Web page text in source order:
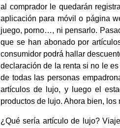
al comprador le quedarán
aplicación para móvil o página
juego, porno…, ni pensarlo.
que se han abonado por
consumidor podrá hallar
declaración de la renta si no le
de todas las personas
artículos de lujo, y luego el
productos de lujo. Ahora bien,
¿Qué sería artículo de lujo?